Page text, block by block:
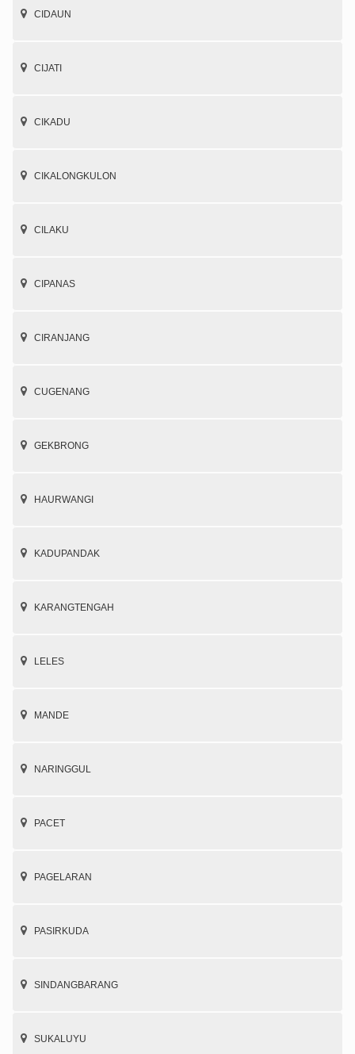
CIDAUN
CIJATI
CIKADU
CIKALONGKULON
CILAKU
CIPANAS
CIRANJANG
CUGENANG
GEKBRONG
HAURWANGI
KADUPANDAK
KARANGTENGAH
LELES
MANDE
NARINGGUL
PACET
PAGELARAN
PASIRKUDA
SINDANGBARANG
SUKALUYU